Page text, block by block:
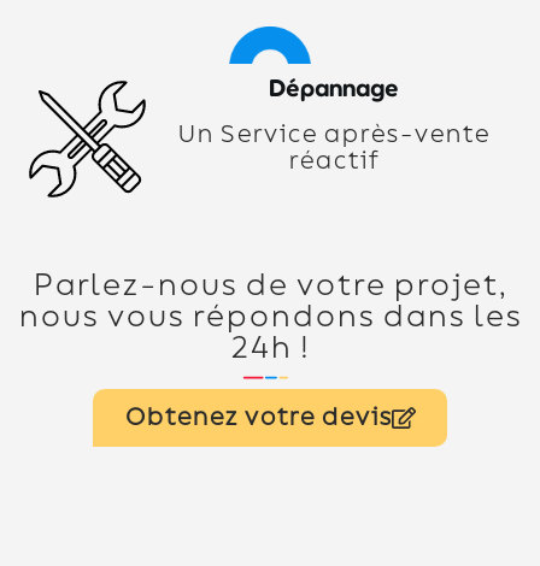
Dépannage
Un Service après-vente
réactif
Parlez-nous de votre projet,
nous vous répondons dans les
24h !
Obtenez votre devis